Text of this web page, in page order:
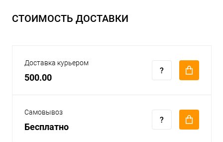
СТОИМОСТЬ ДОСТАВКИ
Доставка курьером
500.00
Самовывоз
Бесплатно